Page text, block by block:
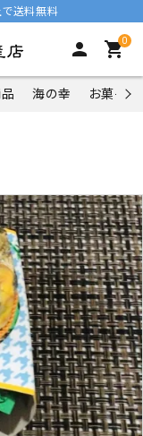
送料無料
person 0
shopping_cart
海の幸 お菓子類